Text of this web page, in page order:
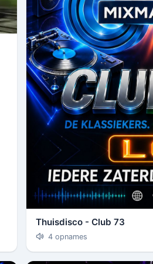
Thuisdisco - Club 73
4 opnames